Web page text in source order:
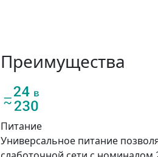
Преимущества
Питание
Универсальное питание